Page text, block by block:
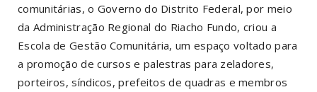
comunitárias, o Governo do Distrito Federal, por meio
da Administração Regional do Riacho Fundo, criou a
Escola de Gestão Comunitária, um espaço voltado para
a promoção de cursos e palestras para zeladores,
porteiros, síndicos, prefeitos de quadras e membros